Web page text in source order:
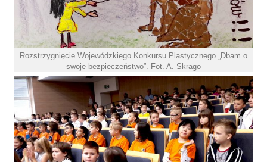
Rozstrzygnięcie Wojewódzkiego Konkursu Plastycznego „Dbam o
swoje bezpieczeństwo”. Fot. A. Skrago